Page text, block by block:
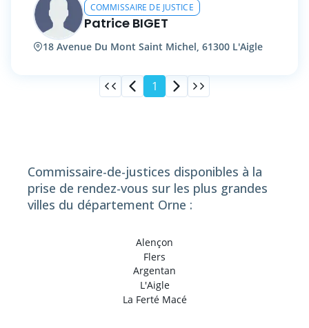
COMMISSAIRE DE JUSTICE
Patrice BIGET
18 Avenue Du Mont Saint Michel, 61300 L'Aigle
1
Commissaire-de-justices disponibles à la
prise de rendez-vous sur les plus grandes
villes du département Orne :
Alençon
Flers
Argentan
L'Aigle
La Ferté Macé